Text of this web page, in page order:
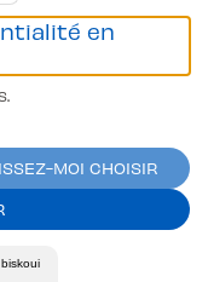
en
MOI CHOISIR
biskoui